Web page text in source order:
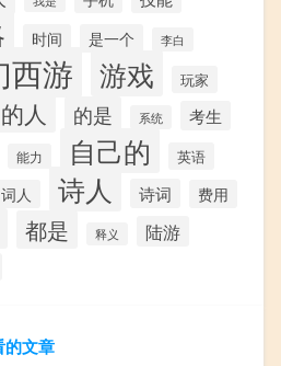
时间 是一个 李白
西游 游戏 玩家
的人 的是 系统 考生
能力 自己的 英语
词人 诗人 诗词 费用
都是 释义 陆游
的文章